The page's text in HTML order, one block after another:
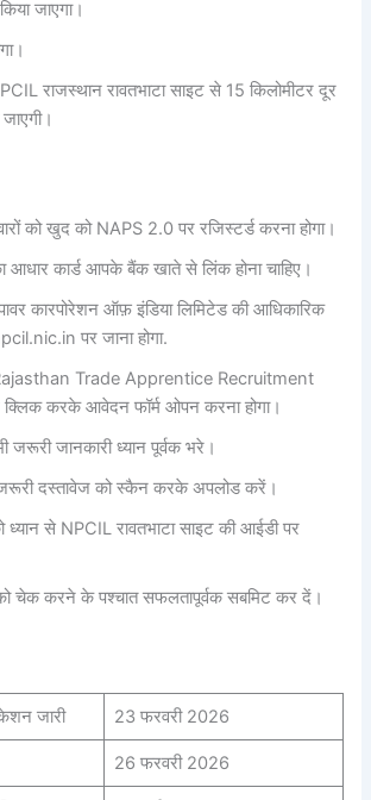
जाएगा।
राजस्थान रावतभाटा साइट से 15 किलोमीटर दूर
को खुद को NAPS 2.0 पर रजिस्टर्ड करना होगा।
आधार कार्ड आपके बैंक खाते से लिंक होना चाहिए।
कारपोरेशन ऑफ़ इंडिया लिमिटेड की आधिकारिक
पर जाना होगा.
Trade Apprentice Recruitment
करके आवेदन फॉर्म ओपन करना होगा।
जरूरी जानकारी ध्यान पूर्वक भरे।
दस्तावेज को स्कैन करके अपलोड करें।
ध्यान से NPCIL रावतभाटा साइट की आईडी पर
चेक करने के पश्चात सफलतापूर्वक सबमिट कर दें।
जारी 23 फरवरी 2026
26 फरवरी 2026